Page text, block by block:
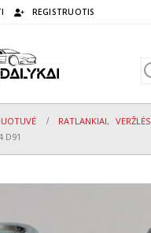
REGISTRUOTIS
RATLANKIAI, VERŽLĖS
D91